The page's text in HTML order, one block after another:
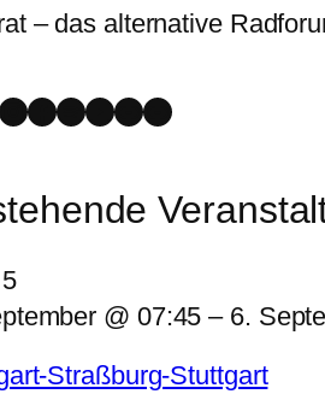
– das alternative
Facebook
Spotify
YouTube
Strava
Link
5
@ 07:45 – 6.
Straßburg-Stuttgart